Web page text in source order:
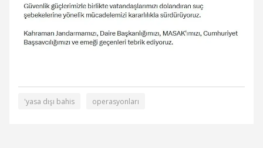
'yasa dışı bahis operasyonları